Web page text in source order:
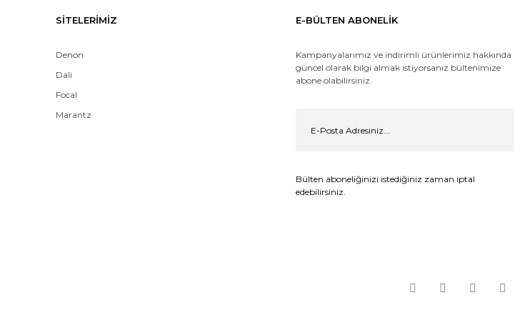
SİTELERİMİZ
Denon
Dali
Focal
Marantz
E-BÜLTEN ABONELİK
Kampanyalarımız ve indirimli ürünlerimiz hakkında
güncel olarak bilgi almak istiyorsanız bültenimize
abone olabilirsiniz.
Bülten aboneliğinizi istediğiniz zaman iptal
edebilirsiniz.